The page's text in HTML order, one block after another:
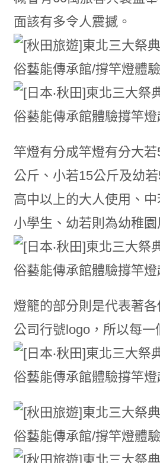
面該有多令人震撼。
竿燈有分成竿燈有分大
公斤、小若15公斤及幼
高中以上的大人使用、
小學生、幼若則為幼稚園
燈籠的部分則是代表著
公司行號logo，所以每一